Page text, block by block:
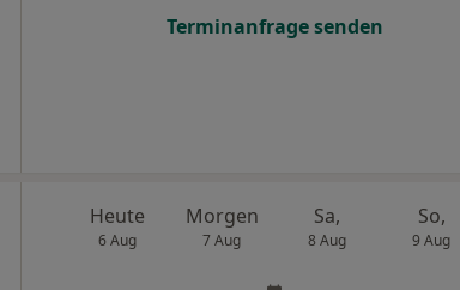
Terminanfrage senden
Heute
6 Aug
Morgen
7 Aug
Sa,
8 Aug
So,
9 Aug